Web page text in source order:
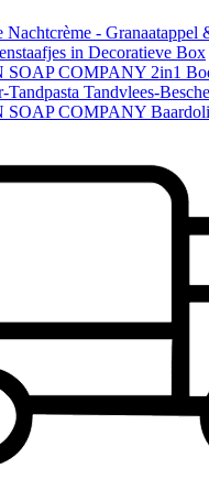
Nachtcrème - Granaatappel
in Decoratieve Box
SOAP COMPANY 2in1
Tandvlees-
COMPANY